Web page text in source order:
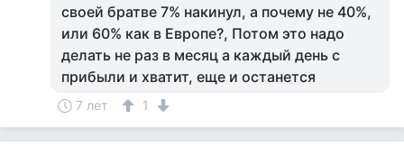
своей братве 7% накинул, а почему не 40%,
или 60% как в Европе?, Потом это надо
делать не раз в месяц а каждый день с
прибыли и хватит, еще и останется
7 лет 1